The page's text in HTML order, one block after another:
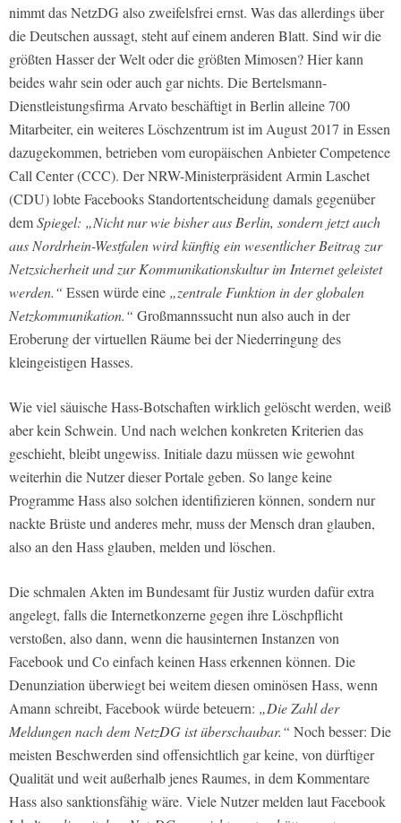
nimmt das NetzDG also zweifelsfrei ernst. Was das allerdings über
die Deutschen aussagt, steht auf einem anderen Blatt. Sind wir die
größten Hasser der Welt oder die größten Mimosen? Hier kann
beides wahr sein oder auch gar nichts. Die Bertelsmann-
Dienstleistungsfirma Arvato beschäftigt in Berlin alleine 700
Mitarbeiter, ein weiteres Löschzentrum ist im August 2017 in Essen
dazugekommen, betrieben vom europäischen Anbieter Competence
Call Center (CCC). Der NRW-Ministerpräsident Armin Laschet
(CDU) lobte Facebooks Standortentscheidung damals gegenüber
demSpiegel: „Nicht nur wie bisher aus Berlin, sondern jetzt auch
aus Nordrhein-Westfalen wird künftig ein wesentlicher Beitrag zur
Netzsicherheit und zur Kommunikationskultur im Internet geleistet
werden.“ Essen würde eine „zentrale Funktion in der globalen
Netzkommunikation.“ Großmannssucht nun also auch in der
Eroberung der virtuellen Räume bei der Niederringung des
kleingeistigen Hasses.
Wie viel säuische Hass-Botschaften wirklich gelöscht werden, weiß
aber kein Schwein. Und nach welchen konkreten Kriterien das
geschieht, bleibt ungewiss. Initiale dazu müssen wie gewohnt
weiterhin die Nutzer dieser Portale geben. So lange keine
Programme Hass also solchen identifizieren können, sondern nur
nackte Brüste und anderes mehr, muss der Mensch dran glauben,
also an den Hass glauben, melden und löschen.
Die schmalen Akten im Bundesamt für Justiz wurden dafür extra
angelegt, falls die Internetkonzerne gegen ihre Löschpflicht
verstoßen, also dann, wenn die hausinternen Instanzen von
Facebook und Co einfach keinen Hass erkennen können. Die
Denunziation überwiegt bei weitem diesen ominösen Hass, wenn
Amann schreibt, Facebook würde beteuern: „Die Zahl der
Meldungen nach dem NetzDG ist überschaubar.“ Noch besser: Die
meisten Beschwerden sind offensichtlich gar keine, von dürftiger
Qualität und weit außerhalb jenes Raumes, in dem Kommentare
Hass also sanktionsfähig wäre. Viele Nutzer melden laut Facebook